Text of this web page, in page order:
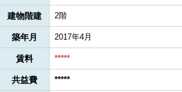
建物階建 2階
築年月 2017年4月
賃料 *****
共益費 *****